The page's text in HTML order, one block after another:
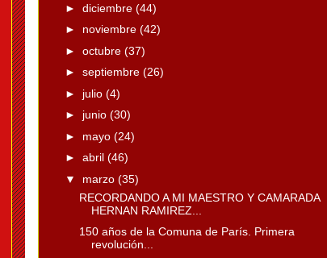
► diciembre (44)
► noviembre (42)
► octubre (37)
► septiembre (26)
► julio (4)
► junio (30)
► mayo (24)
► abril (46)
▼ marzo (35)
RECORDANDO A MI MAESTRO Y CAMARADA
HERNAN RAMIREZ...
150 años de la Comuna de París. Primera
revolución...